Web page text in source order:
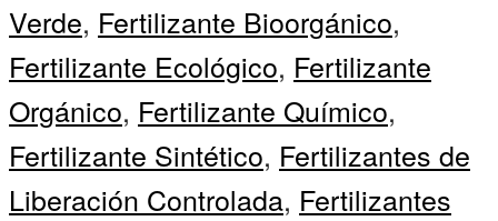
Verde, Fertilizante Bioorgánico,
Fertilizante Ecológico, Fertilizante
Orgánico, Fertilizante Químico,
Fertilizante Sintético, Fertilizantes de
Liberación Controlada, Fertilizantes